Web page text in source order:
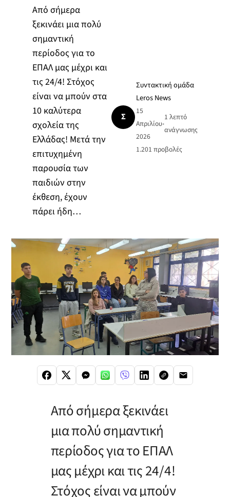
Από σήμερα
ξεκινάει μια πολύ
σημαντική
περίοδος για το
ΕΠΑΛ μας μέχρι και
τις 24/4! Στόχος
είναι να μπούν στα
10 καλύτερα
σχολεία της
Ελλάδας! Μετά την
επιτυχημένη
παρουσία των
παιδιών στην
έκθεση, έχουν
πάρει ήδη…
Σ
Συντακτική ομάδα
Leros News
15
Απριλίου
2026
•
1 λεπτό
ανάγνωσης
1.201 προβολές
Από σήμερα ξεκινάει
μια πολύ σημαντική
περίοδος για το ΕΠΑΛ
μας μέχρι και τις 24/4!
Στόχος είναι να μπούν